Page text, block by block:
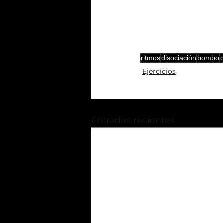
ritmosdisociación bombo
Ejercicios